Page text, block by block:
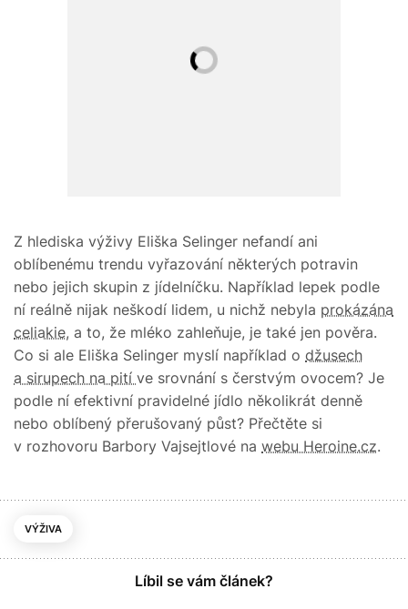
Z hlediska výživy Eliška Selinger nefandí ani
oblíbenému trendu vyřazování některých potravin
nebo jejich skupin z jídelníčku. Například lepek podle
ní reálně nijak neškodí lidem, u nichž nebyla prokázána
celiakie, a to, že mléko zahleňuje, je také jen pověra.
Co si ale Eliška Selinger myslí například o džusech
a sirupech na pití ve srovnání s čerstvým ovocem? Je
podle ní efektivní pravidelné jídlo několikrát denně
nebo oblíbený přerušovaný půst? Přečtěte si
v rozhovoru Barbory Vajsejtlové na webu Heroine.cz.
VÝŽIVA
Líbil se vám článek?